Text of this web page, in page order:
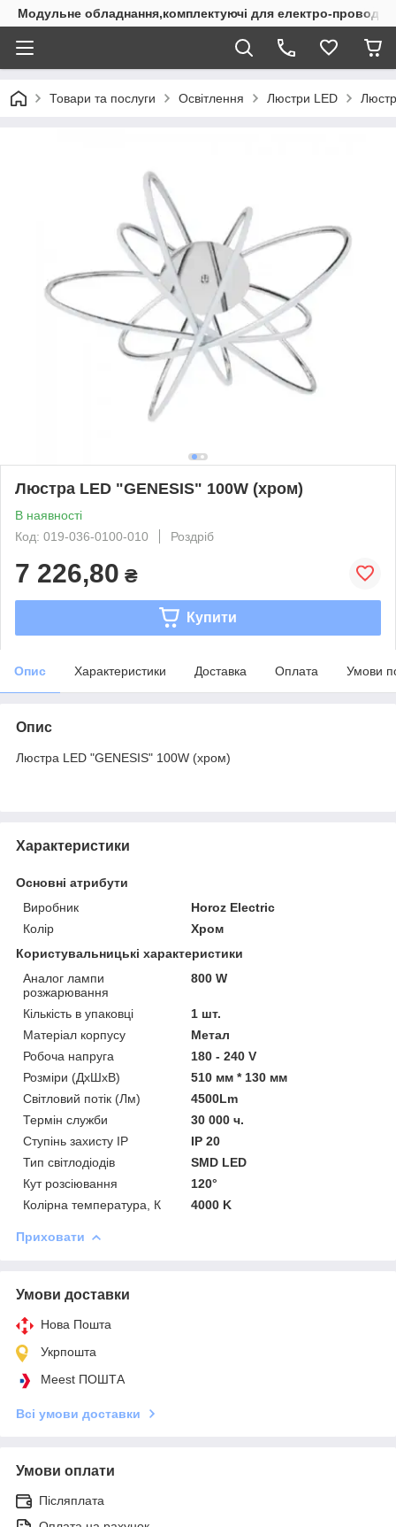
Модульне обладнання,комплектуючі для електро-проводки
Товари та послуги Освітлення Люстри LED
Люстра LED "GENESIS" 100W (хром)
В наявності
Код: 019-036-0100-010
Роздріб
7 226,80 ₴
Купити
Опис Характеристики Доставка Оплата Умови
Опис
Люстра LED "GENESIS" 100W (хром)
Характеристики
Основні атрибути
Виробник
Horoz Electric
Колір
Хром
Користувальницькі характеристики
Аналог лампи
розжарювання
800 W
Кількість в упаковці
1 шт.
Матеріал корпусу
Метал
Робоча напруга
180 - 240 V
Розміри (ДхШхВ)
510 мм * 130 мм
Світловий потік (Лм)
4500Lm
Термін служби
30 000 ч.
Ступінь захисту IP
IP 20
Тип світлодіодів
SMD LED
Кут розсіювання
120°
Колірна температура, К
4000 K
Приховати
Умови доставки
Нова Пошта
Укрпошта
Meest ПОШТА
Всі умови доставки
Умови оплати
Післяплата